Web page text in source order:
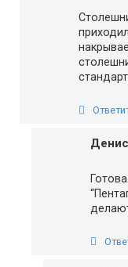
Денис